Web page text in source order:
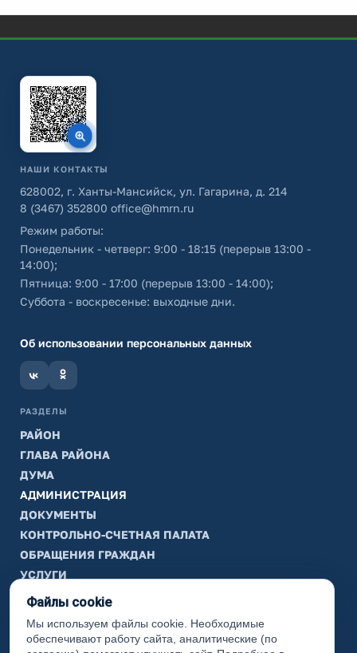
НАШИ КОНТАКТЫ
628002, г. Ханты-Мансийск, ул. Гагарина, д. 214
8 (3467) 352800 office@hmrn.ru
Режим работы:
Понедельник - четверг: 9:00 - 18:15 (перерыв 13:00 -
14:00);
Пятница: 9:00 - 17:00 (перерыв 13:00 - 14:00);
Суббота - воскресенье: выходные дни.
Об использовании персональных данных
РАЗДЕЛЫ
РАЙОН
ГЛАВА РАЙОНА
ДУМА
АДМИНИСТРАЦИЯ
ДОКУМЕНТЫ
КОНТРОЛЬНО-СЧЕТНАЯ ПАЛАТА
ОБРАЩЕНИЯ ГРАЖДАН
УСЛУГИ
ТИК
ИНФОРМАЦИЯ
Законодательная карта
Файлы cookie
Мы используем файлы cookie. Необходимые
обеспечивают работу сайта, аналитические (по